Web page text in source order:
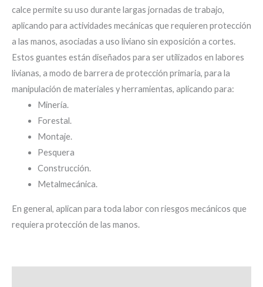
calce permite su uso durante largas jornadas de trabajo,
aplicando para actividades mecánicas que requieren protección
a las manos, asociadas a uso liviano sin exposición a cortes.
Estos guantes están diseñados para ser utilizados en labores
livianas, a modo de barrera de protección primaria, para la
manipulación de materiales y herramientas, aplicando para:
Minería.
Forestal.
Montaje.
Pesquera
Construcción.
Metalmecánica.
En general, aplican para toda labor con riesgos mecánicos que
requiera protección de las manos.